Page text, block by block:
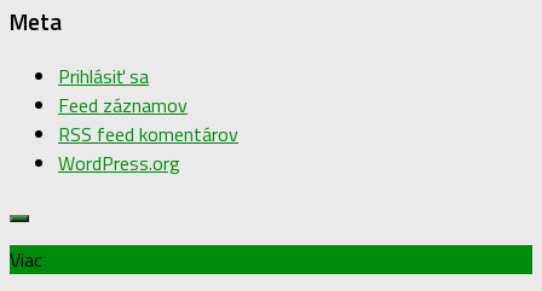
Meta
Prihlásiť sa
Feed záznamov
RSS feed komentárov
WordPress.org
Viac